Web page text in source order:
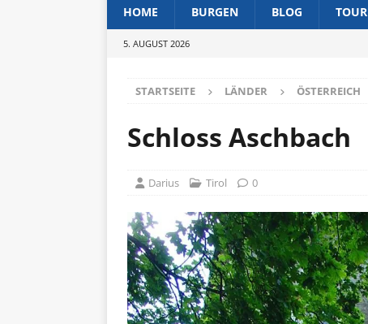
HOME BURGEN BLOG
5. AUGUST 2026
STARTSEITE LÄNDER ÖSTERREICH
Schloss Aschbach
Darius Tirol 0